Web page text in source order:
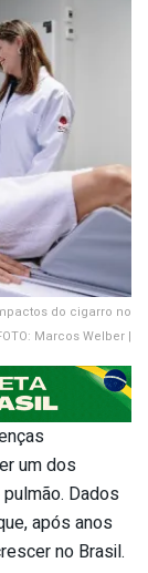
do cigarro no
Marcos Welber |
um dos
Dados
após anos
no Brasil.